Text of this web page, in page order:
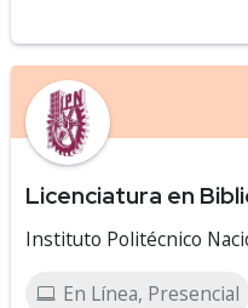
Licenciatura en
Instituto Politécnico
En Línea, Presencial